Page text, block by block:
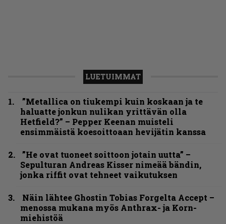
LUETUIMMAT
”Metallica on tiukempi kuin koskaan ja te
haluatte jonkun nulikan yrittävän olla
Hetfield?” – Pepper Keenan muisteli
ensimmäistä koesoittoaan hevijätin kanssa
”He ovat tuoneet soittoon jotain uutta” –
Sepulturan Andreas Kisser nimeää bändin,
jonka riffit ovat tehneet vaikutuksen
Näin lähtee Ghostin Tobias Forgelta Accept –
menossa mukana myös Anthrax- ja Korn-
miehistöä